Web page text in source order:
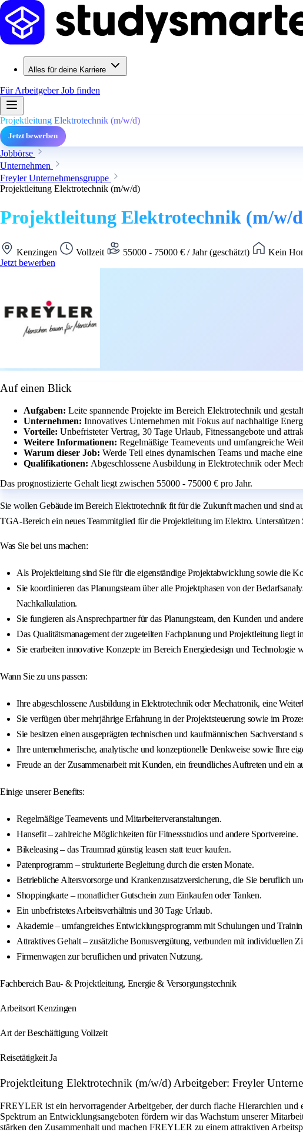
Alles für deine Karriere
Für ArbeitgeberJob finden
Projektleitung Elektrotechnik (m/w/d)
Jetzt bewerben
Jobbörse
Unternehmen
Freyler Unternehmensgruppe
Projektleitung Elektrotechnik (m/w/d)
Projektleitung Elektrotechnik (m/w/
Kenzingen Vollzeit 55000 - 75000 € / Jahr (geschätzt)
Kein
Jetzt bewerben
Auf einen Blick
Aufgaben: Leite spannende Projekte im Bereich Elektrotechnik und
Unternehmen: Innovatives Unternehmen mit Fokus auf nachhaltige
Vorteile: Unbefristeter Vertrag, 30 Tage Urlaub, Fitnessangebote und
Weitere Informationen: Regelmäßige Teamevents und umfangreiche
Warum dieser Job: Werde Teil eines dynamischen Teams und mache
Qualifikationen: Abgeschlossene Ausbildung in Elektrotechnik oder
Das prognostizierte Gehalt liegt zwischen 55000 - 75000 € pro Jahr.
Sie wollen Gebäude im Bereich Elektrotechnik fit für die Zukunft machen und sind
TGA-Bereich ein neues Teammitglied für die Projektleitung im Elektro.
Was Sie bei uns machen:
Als Projektleitung sind Sie für die eigenständige Projektabwicklung sowie die
Sie koordinieren das Planungsteam über alle Projektphasen von der
Nachkalkulation.
Sie fungieren als Ansprechpartner für das Planungsteam, den Kunden und
Das Qualitätsmanagement der zugeteilten Fachplanung und Projektleitung liegt
Sie erarbeiten innovative Konzepte im Bereich Energiedesign und
Wann Sie zu uns passen:
Ihre abgeschlossene Ausbildung in Elektrotechnik oder Mechatronik, eine
Sie verfügen über mehrjährige Erfahrung in der Projektsteuerung sowie im
Sie besitzen einen ausgeprägten technischen und kaufmännischen
Ihre unternehmerische, analytische und konzeptionelle Denkweise sowie Ihre
Freude an der Zusammenarbeit mit Kunden, ein freundliches Auftreten und ein
Einige unserer Benefits:
Regelmäßige Teamevents und Mitarbeiterveranstaltungen.
Hansefit – zahlreiche Möglichkeiten für Fitnessstudios und andere Sportvereine.
Bikeleasing – das Traumrad günstig leasen statt teuer kaufen.
Patenprogramm – strukturierte Begleitung durch die ersten Monate.
Betriebliche Altersvorsorge und Krankenzusatzversicherung, die Sie beruflich
Shoppingkarte – monatlicher Gutschein zum Einkaufen oder Tanken.
Ein unbefristetes Arbeitsverhältnis und 30 Tage Urlaub.
Akademie – umfangreiches Entwicklungsprogramm mit Schulungen und
Attraktives Gehalt – zusätzliche Bonusvergütung, verbunden mit individuellen
Firmenwagen zur beruflichen und privaten Nutzung.
Fachbereich Bau- & Projektleitung, Energie & Versorgungstechnik
Arbeitsort Kenzingen
Art der Beschäftigung Vollzeit
Reisetätigkeit Ja
Projektleitung Elektrotechnik (m/w/d) Arbeitgeber: Freyler
FREYLER ist ein hervorragender Arbeitgeber, der durch flache Hierarchien
Spektrum an Entwicklungsangeboten fördern wir das Wachstum unserer
stärken den Zusammenhalt und machen FREYLER zu einem attraktiven